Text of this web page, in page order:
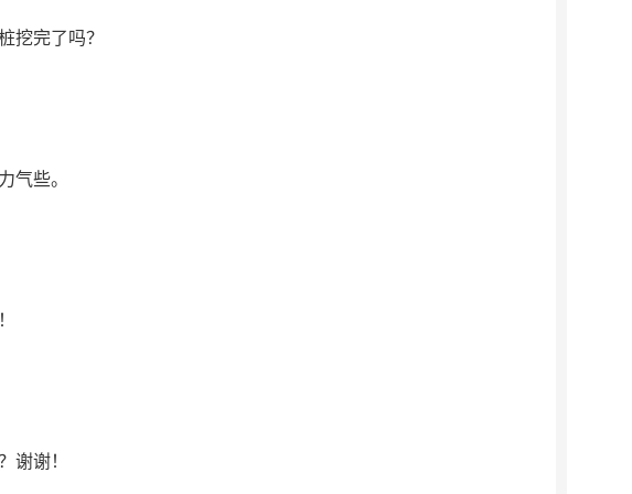
挖完了吗？
气些。
谢谢！